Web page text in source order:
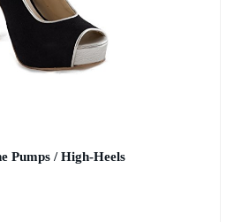
Pumps / High-Heels